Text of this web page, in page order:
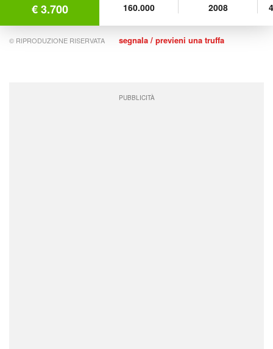
€ 3.700 160.000 2008
© RIPRODUZIONE RISERVATA segnala / previeni una truffa
PUBBLICITÀ